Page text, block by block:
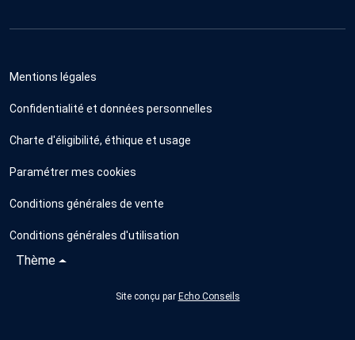
Mentions légales
Confidentialité et données personnelles
Charte d'éligibilité, éthique et usage
Paramétrer mes cookies
Conditions générales de vente
Conditions générales d'utilisation
Thème
Site conçu par Echo Conseils